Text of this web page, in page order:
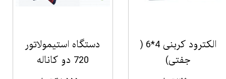
الکترود کربنی 4*6 (
جفتی)
دستگاه استیمولاتور
720 دو کاناله